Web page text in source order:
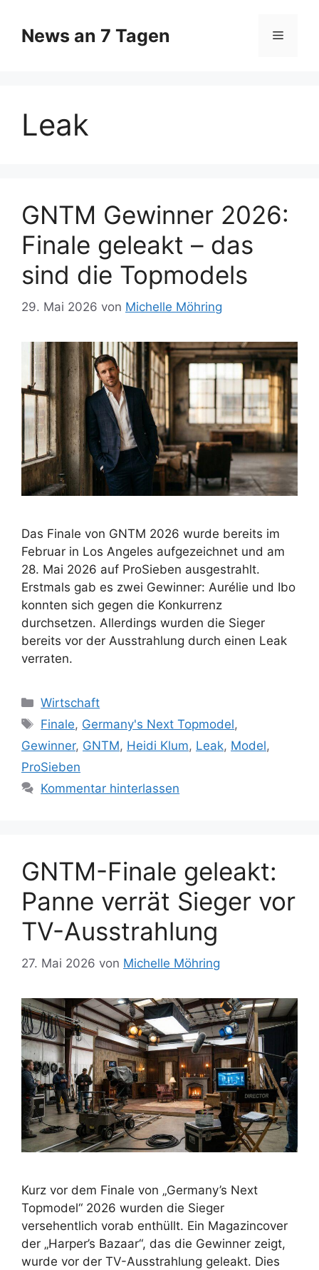
Inhalt
springen
News an 7 Tagen Menü
Leak
GNTM Gewinner 2026:
Finale geleakt – das
sind die Topmodels
29. Mai 2026 von Michelle Möhring
Das Finale von GNTM 2026 wurde bereits im
Februar in Los Angeles aufgezeichnet und am
28. Mai 2026 auf ProSieben ausgestrahlt.
Erstmals gab es zwei Gewinner: Aurélie und Ibo
konnten sich gegen die Konkurrenz
durchsetzen. Allerdings wurden die Sieger
bereits vor der Ausstrahlung durch einen Leak
verraten.
Kategorien
Wirtschaft
Schlagwörter
Finale, Germany's Next Topmodel,
Gewinner, GNTM, Heidi Klum, Leak, Model,
ProSieben
Kommentar hinterlassen
GNTM-Finale geleakt:
Panne verrät Sieger vor
TV-Ausstrahlung
27. Mai 2026 von Michelle Möhring
Kurz vor dem Finale von „Germany’s Next
Topmodel“ 2026 wurden die Sieger
versehentlich vorab enthüllt. Ein Magazincover
der „Harper’s Bazaar“, das die Gewinner zeigt,
wurde vor der TV-Ausstrahlung geleakt. Dies